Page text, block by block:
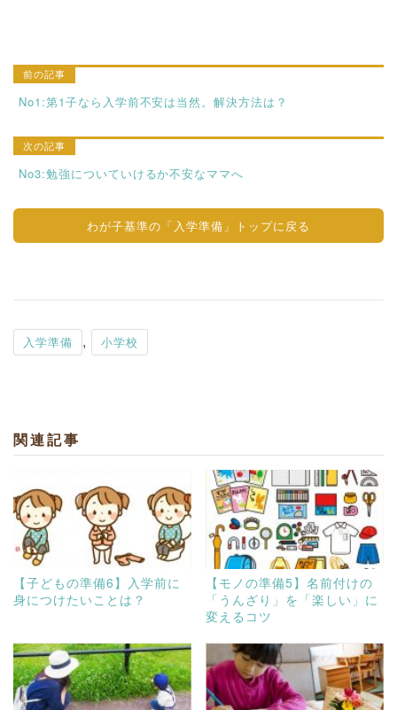
No1:第1子なら入学前不安は当然。解決方法は？
No3:勉強についていけるか不安なママへ
わが子基準の「入学準備」トップに戻る
入学準備 , 小学校
関連記事
【子どもの準備6】入学前に
身につけたいことは？
【モノの準備5】名前付けの
「うんざり」を「楽しい」に
変えるコツ